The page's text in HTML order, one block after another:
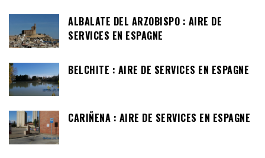
ALBALATE DEL ARZOBISPO : AIRE DE
SERVICES EN ESPAGNE
BELCHITE : AIRE DE SERVICES EN ESPAGNE
CARIÑENA : AIRE DE SERVICES EN ESPAGNE